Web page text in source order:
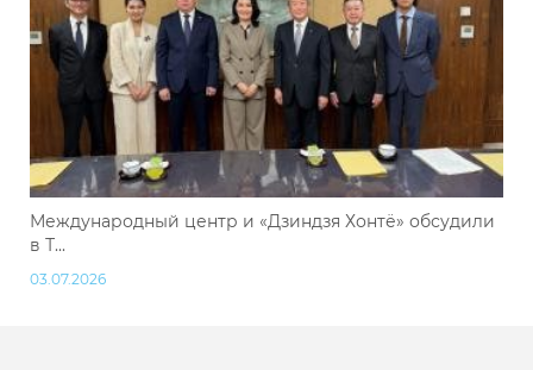
Международный центр и «Дзиндзя Хонтё» обсудили
в Т...
03.07.2026